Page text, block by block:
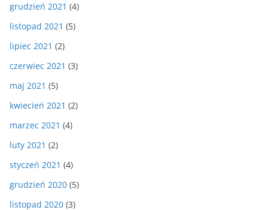
grudzień 2021 (4)
listopad 2021 (5)
lipiec 2021 (2)
czerwiec 2021 (3)
maj 2021 (5)
kwiecień 2021 (2)
marzec 2021 (4)
luty 2021 (2)
styczeń 2021 (4)
grudzień 2020 (5)
listopad 2020 (3)